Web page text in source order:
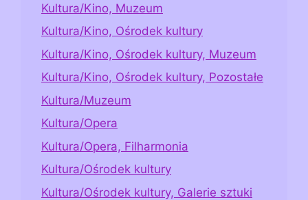
Kultura/Kino, Muzeum
Kultura/Kino, Ośrodek kultury
Kultura/Kino, Ośrodek kultury, Muzeum
Kultura/Kino, Ośrodek kultury, Pozostałe
Kultura/Muzeum
Kultura/Opera
Kultura/Opera, Filharmonia
Kultura/Ośrodek kultury
Kultura/Ośrodek kultury, Galerie sztuki